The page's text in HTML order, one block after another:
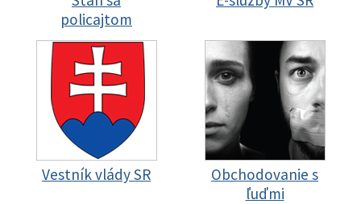
policajtom
Vestník vlády SR
Obchodovanie s
ľuďmi